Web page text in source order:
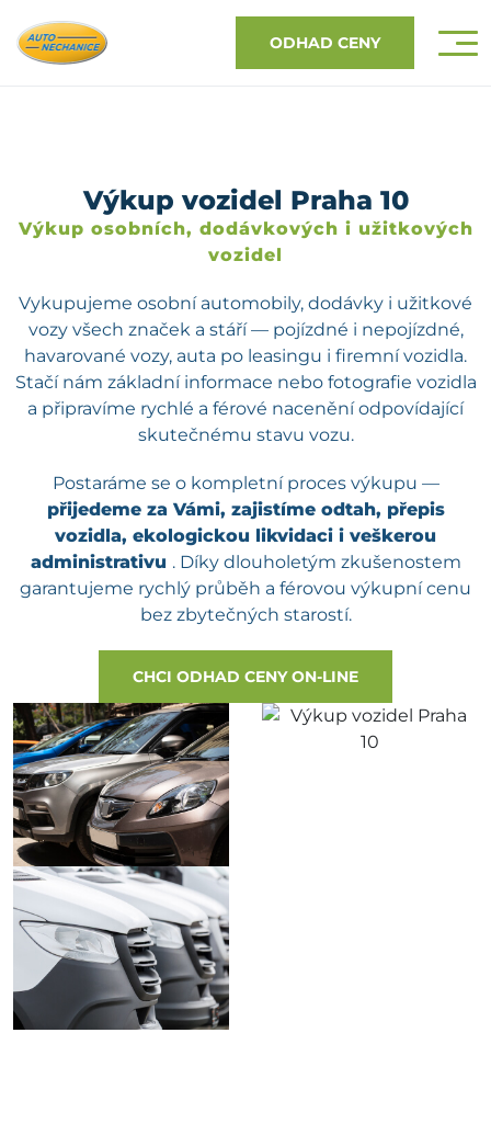
ODHAD CENY
Výkup vozidel Praha 10
Výkup osobních, dodávkových i užitkových
vozidel
Vykupujeme osobní automobily, dodávky i užitkové
vozy všech značek a stáří — pojízdné i nepojízdné,
havarované vozy, auta po leasingu i firemní vozidla.
Stačí nám základní informace nebo fotografie vozidla
a připravíme rychlé a férové nacenění odpovídající
skutečnému stavu vozu.
Postaráme se o kompletní proces výkupu —
přijedeme za Vámi, zajistíme odtah, přepis
vozidla, ekologickou likvidaci i veškerou
administrativu . Díky dlouholetým zkušenostem
garantujeme rychlý průběh a férovou výkupní cenu
bez zbytečných starostí.
CHCI ODHAD CENY ON-LINE